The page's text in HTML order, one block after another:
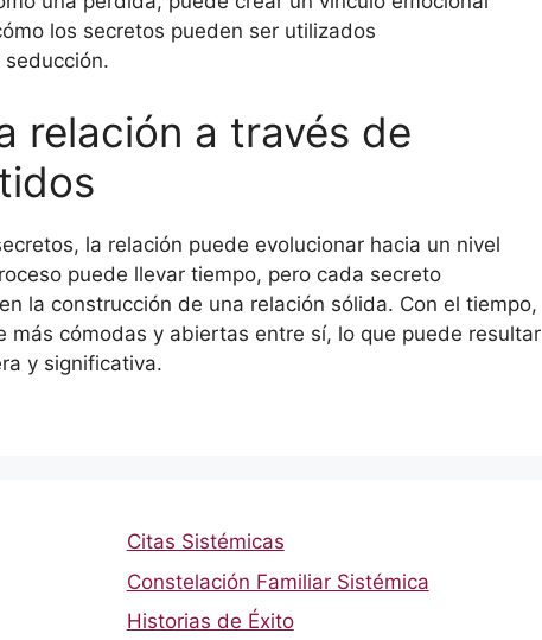
los secretos pueden ser utilizados
relación a través de
la relación puede evolucionar hacia un nivel
puede llevar tiempo, pero cada secreto
la construcción de una relación sólida. Con el tiempo,
más cómodas y abiertas entre sí, lo que puede resultar
y significativa.
Citas Sistémicas
Constelación Familiar Sistémica
Historias de Éxito